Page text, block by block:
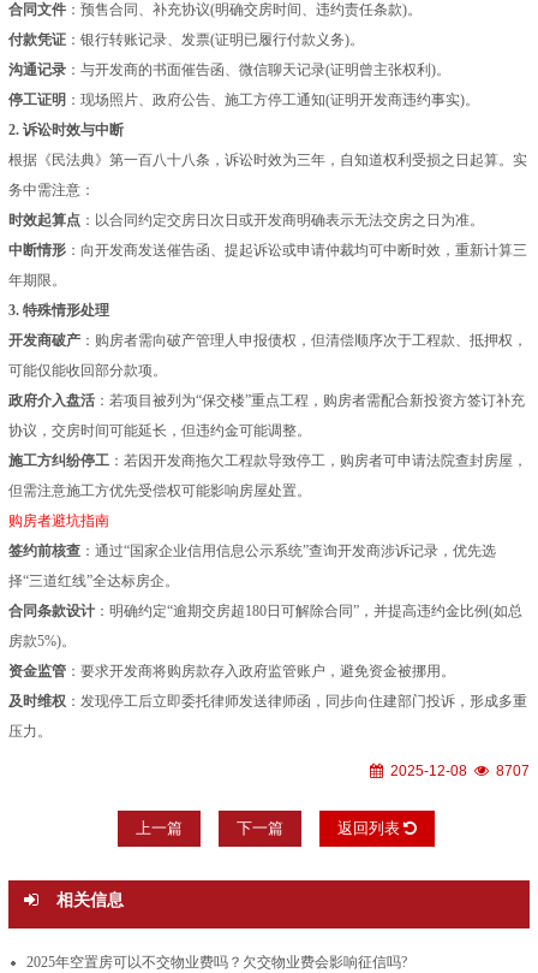
合同文件：预售合同、补充协议(明确交房时间、违约责任条款)。
付款凭证：银行转账记录、发票(证明已履行付款义务)。
沟通记录：与开发商的书面催告函、微信聊天记录(证明曾主张权利)。
停工证明 ：现场照片、政府公告、施工方停工通知(证明开发商违约事实)。
2. 诉讼时效与中断
根据《民法典》第一百八十八条，诉讼时效为三年，自知道权利受损之日起算。实
务中需注意：
时效起算点：以合同约定交房日次日或开发商明确表示无法交房之日为准。
中断情形：向开发商发送催告函、提起诉讼或申请仲裁均可中断时效，重新计算三
年期限。
3. 特殊情形处理
开发商破产：购房者需向破产管理人申报债权，但清偿顺序次于工程款、抵押权，
可能仅能收回部分款项。
政府介入盘活：若项目被列为“保交楼”重点工程，购房者需配合新投资方签订补充
协议，交房时间可能延长，但违约金可能调整。
施工方纠纷停工：若因开发商拖欠工程款导致停工，购房者可申请法院查封房屋，
但需注意施工方优先受偿权可能影响房屋处置。
购房者避坑指南
签约前核查：通过“国家企业信用信息公示系统”查询开发商涉诉记录，优先选
择“三道红线”全达标房企。
合同条款设计：明确约定“逾期交房超180日可解除合同”，并提高违约金比例(如总
房款5%)。
资金监管：要求开发商将购房款存入政府监管账户，避免资金被挪用。
及时维权：发现停工后立即委托律师发送律师函，同步向住建部门投诉，形成多重
压力。
2025-12-08 8707
上一篇 下一篇 返回列表
相关信息
2025年空置房可以不交物业费吗？欠交物业费会影响征信吗?